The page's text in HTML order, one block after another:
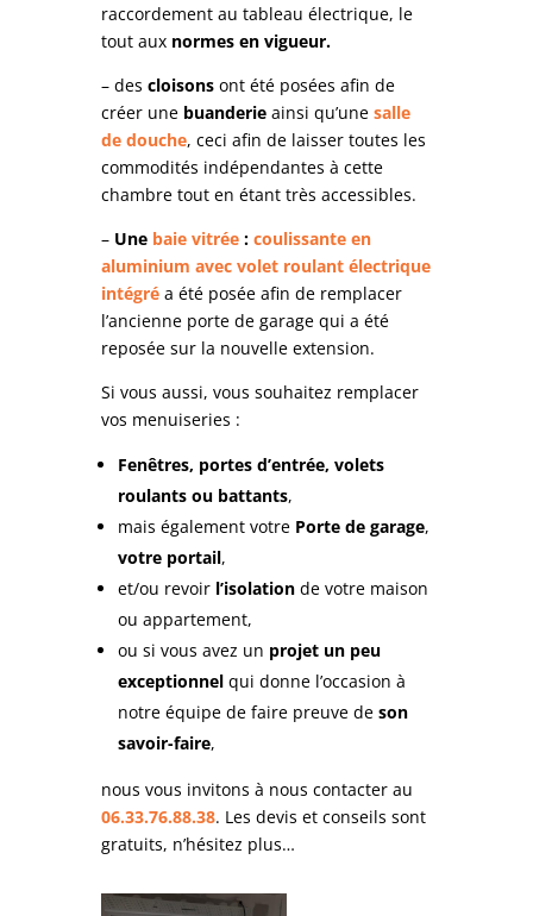
raccordement au tableau électrique, le
tout aux normes en vigueur.
– des cloisonsont été posées afin de
créer une buanderie ainsi qu’une salle
de douche, ceci afin de laisser toutes les
commodités indépendantes à cette
chambre tout en étant très accessibles.
– Une baie vitrée: coulissante en
aluminium avec volet roulant électrique
intégréa été posée afin de remplacer
l’ancienne porte de garage qui a été
reposée sur la nouvelle extension.
Si vous aussi, vous souhaitez remplacer
vos menuiseries :
Fenêtres, portes d’entrée, volets
roulants ou battants,
mais également votre Porte de garage,
votre portail,
et/ou revoir l’isolationde votre maison
ou appartement,
ou si vous avez un projet un peu
exceptionnelqui donne l’occasion à
notre équipe de faire preuve de son
savoir-faire,
nous vous invitons à nous contacter au
06.33.76.88.38. Les devis et conseils sont
gratuits, n’hésitez plus…